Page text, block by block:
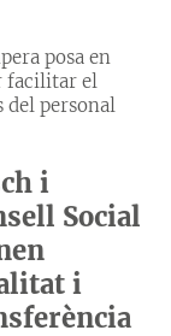
posa en
facilitar el
del personal
i
Social
i